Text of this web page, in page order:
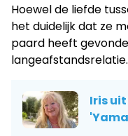
Hoewel de liefde
het duidelijk dat ze
paard heeft
langeafstandsrelatie.
Iris